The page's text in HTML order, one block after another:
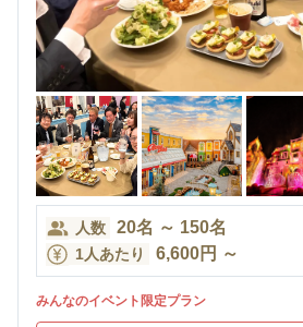
人数 20名 ～ 150名
1人あたり 6,600円 ～
みんなのイベント限定プラン